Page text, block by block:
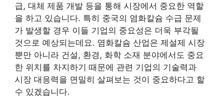
급, 대체 제품 개발 등을 통해 시장에서 중요한 역할
을 하고 있습니다. 특히 중국의 염화칼슘 수급 문제
가 발생할 경우 이들 기업의 중요성은 더욱 부각될
것으로 예상되는데요. 염화칼슘 산업은 제설제 시장
뿐만 아니라 건설, 환경, 화학 소재 분야에서도 중요
한 위치를 차지하기 때문에 관련 기업의 기술력과
시장 대응력을 면밀히 살펴보는 것이 중요하다고 할
수 있겠습니다.